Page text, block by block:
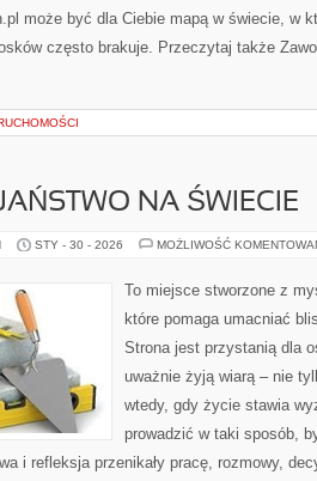
może być dla Ciebie mapą w świecie, w
często brakuje. Przeczytaj także
NA ŚWIECIE
STY - 30 - 2026 MOŻLIWOŚĆ
To miejsce stworzone z
które pomaga umacniać
Strona jest przystanią dla
uważnie żyją wiarą – nie
wtedy, gdy życie stawia
prowadzić w taki sposób,
i refleksja przenikały pracę, rozmowy,